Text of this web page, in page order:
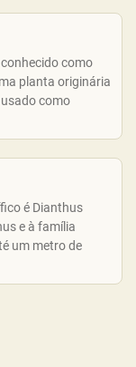
como
planta originária
usado como
é Dianthus
e à família
um metro de